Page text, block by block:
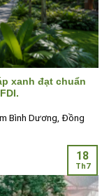
xanh đạt chuẩn
Bình Dương, Đồng
18
Th7